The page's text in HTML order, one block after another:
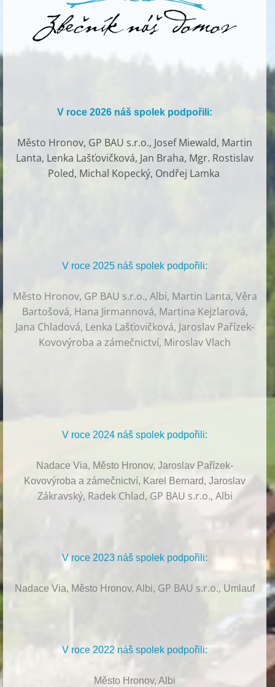
V roce 2026 náš spolek podpořili:
Město Hronov, GP BAU s.r.o., Josef Miewald, Martin
Lanta, Lenka Lašťovičková, Jan Braha, Mgr. Rostislav
Poled, Michal Kopecký, Ondřej Lamka
V roce 2025 náš spolek podpořili:
Město Hronov, GP BAU s.r.o., Albi, Martin Lanta, Věra
Bartošová, Hana Jirmannová, Martina Kejzlarová,
Jana Chladová, Lenka Lašťovičková, Jaroslav Pařízek-
Kovovýroba a zámečnictví, Miroslav Vlach
V roce 2024 náš spolek podpořili:
Nadace Via, Město Hronov, Jaroslav Pařízek-
Kovovýroba a zámečnictví, Karel Bernard, Jaroslav
Zákravský, Radek Chlad, GP BAU s.r.o., Albi
V roce 2023 náš spolek podpořili:
Nadace Via, Město Hronov, Albi, GP BAU s.r.o., Umlauf
V roce 2022 náš spolek podpořili:
Město Hronov, Albi